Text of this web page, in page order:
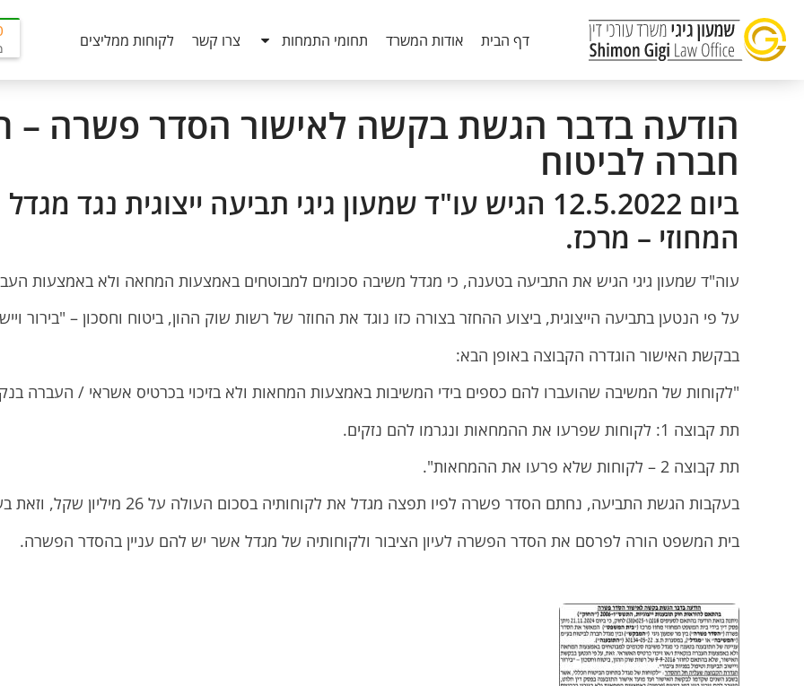
דף הבית אודות המשרד תחומי התמחות צרו קשר לקוחות ממליצים
הודעה בדבר הגשת בקשה לאישור הסדר פשרה –
חברה לביטוח
ביום 12.5.2022 הגיש עו"ד שמעון גיגי תביעה ייצוגית
המחוזי – מרכז.
עוה"ד שמעון גיגי הגיש את התביעה בטענה, כי מגדל משיבה סכומים למבוטחים באמצעות המחאה ולא באמצעות
על פי הנטען בתביעה הייצוגית, ביצוע ההחזר בצורה כזו נוגד את החוזר של רשות שוק ההון, ביטוח וחסכון – "בירור
בבקשת האישור הוגדרה הקבוצה באופן הבא:
"לקוחות של המשיבה שהועברו להם כספים בידי המשיבות באמצעות המחאות ולא בזיכוי בכרטיס אשראי / העברה
תת קבוצה 1: לקוחות שפרעו את ההמחאות ונגרמו להם נזקים.
תת קבוצה 2 – לקוחות שלא פרעו את ההמחאות".
בעקבות הגשת התביעה, נחתם הסדר פשרה לפיו תפצה מגדל את לקוחותיה בסכום העולה על 26 מיליון שקל, וזאת בשל ההפרה של הוראות החוזר.
בית המשפט הורה לפרסם את הסדר הפשרה לעיון הציבור ולקוחותיה של מגדל אשר יש להם עניין בהסדר הפשרה.